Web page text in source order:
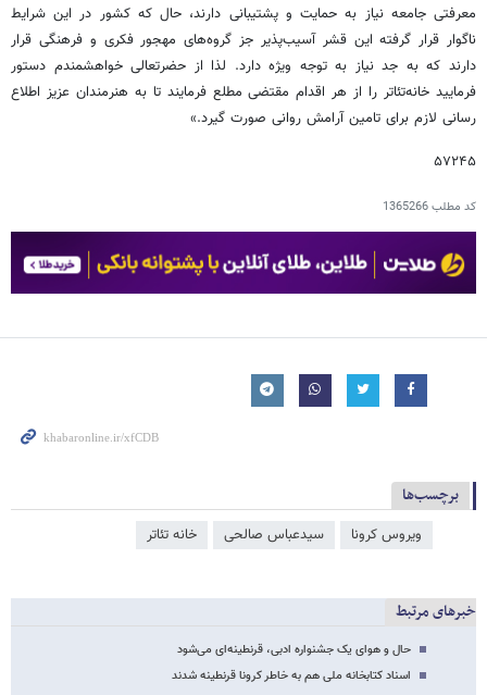
معرفتی جامعه نیاز به حمایت و پشتیبانی دارند، حال که کشور در این شرایط
ناگوار قرار گرفته این قشر آسیب‌پذیر جز گروه‌های مهجور فکری و فرهنگی قرار
دارند که به جد نیاز به توجه ویژه دارد. لذا از حضرتعالی خواهشمندم دستور
فرمایید خانه‌تئاتر را از هر اقدام مقتضی مطلع فرمایند تا به هنرمندان عزیز اطلاع
رسانی لازم برای تامین آرامش روانی صورت گیرد.»
۵۷۲۴۵
کد مطلب1365266
برچسب‌ها
ویروس کرونا سیدعباس صالحی خانه تئاتر
خبرهای مرتبط
حال و هوای یک جشنواره ادبی، قرنطینه‌ای می‌شود
اسناد کتابخانه ملی هم به خاطر کرونا قرنطینه شدند